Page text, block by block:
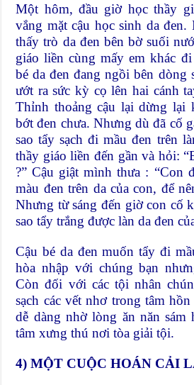
Một hôm, đầu giờ học thầy
vắng mặt cậu học sinh da
thấy trò da đen bên bờ suối
giáo liền cùng mấy em khác
bé da đen đang ngồi bên dòng
ướt ra sức kỳ cọ lên hai cánh
Thỉnh thoảng cậu lại dừng lại
bớt đen chưa. Nhưng dù đã cố
sao tẩy sạch đi mầu đen trên
thầy giáo liền đến gần và hỏi:
?” Cậu giật mình thưa : “Con
màu đen trên da của con, để
Nhưng từ sáng đến giờ con cố
sao tẩy trắng được làn da đen
Cậu bé da đen muốn tẩy đi
hòa nhập với chúng bạn
Còn đối với các tội nhân
sạch các vết nhơ trong tâm
dễ dàng nhờ lòng ăn năn
tâm xưng thú nơi tòa giải tội.
4) MỘT CUỘC HOÁN CẢI